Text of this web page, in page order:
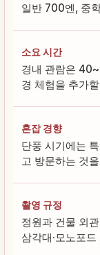
일반 700엔, 중
소요 시간
경내 관람은
경 체험을 추가
혼잡 경향
단풍 시기에는
고 방문하는 것
촬영 규정
정원과 건물 외
삼각대·모노포